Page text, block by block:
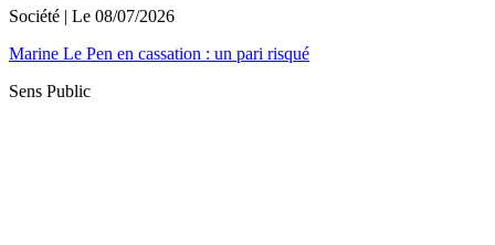
Société | Le 08/07/2026
Marine Le Pen en cassation : un pari risqué
Sens Public